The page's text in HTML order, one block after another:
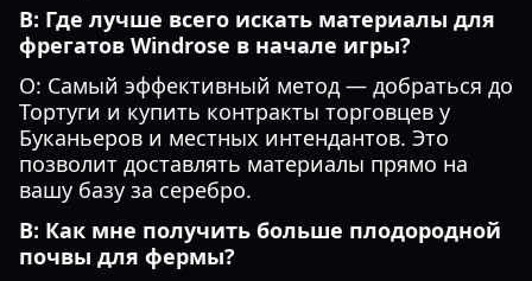
В: Где лучше всего искать материалы для
фрегатов Windrose в начале игры?
О: Самый эффективный метод — добраться до
Тортуги и купить контракты торговцев у
Буканьеров и местных интендантов. Это
позволит доставлять материалы прямо на
вашу базу за серебро.
В: Как мне получить больше плодородной
почвы для фермы?